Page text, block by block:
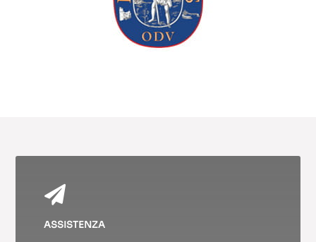

ASSISTENZA